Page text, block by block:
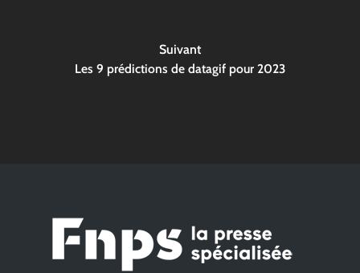
Suivant
Les 9 prédictions de datagif pour 2023